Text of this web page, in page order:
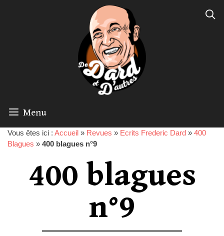
Menu
Vous êtes ici : Accueil » Revues » Ecrits Frederic Dard » 400
Blagues » 400 blagues n°9
400 blagues
n°9